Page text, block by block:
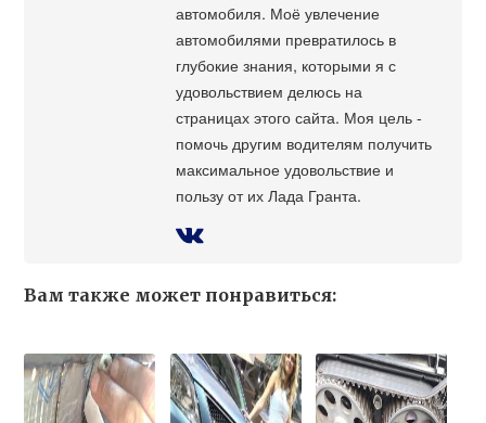
автомобиля. Моё увлечение
автомобилями превратилось в
глубокие знания, которыми я с
удовольствием делюсь на
страницах этого сайта. Моя цель -
помочь другим водителям получить
максимальное удовольствие и
пользу от их Лада Гранта.
Вам также может понравиться: